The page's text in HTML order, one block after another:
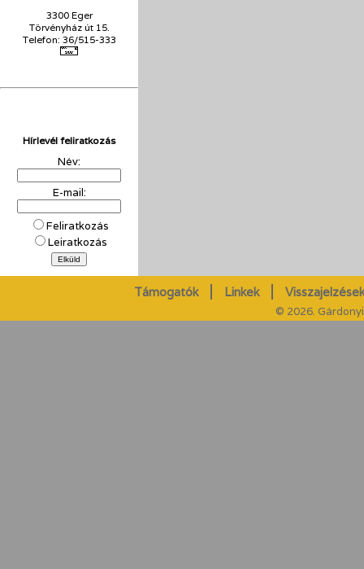
3300 Eger
Törvényház út 15.
Telefon: 36/515-333
Hírlevél feliratkozás
Név:
E-mail:
Feliratkozás
Leiratkozás
Támogatók Linkek
© 2026.